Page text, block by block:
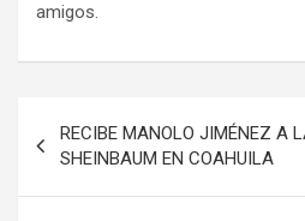
amigos.
de
entradas
RECIBE MANOLO JIMÉNEZ A
SHEINBAUM EN COAHUILA